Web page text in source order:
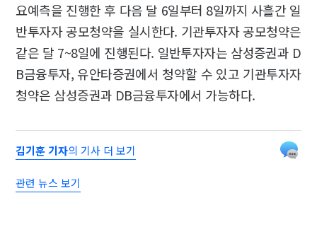
요예측을 진행한 후 다음 달 6일부터 8일까지 사흘간 일
반투자자 공모청약을 실시한다. 기관투자자 공모청약은
같은 달 7~8일에 진행된다. 일반투자자는 삼성증권과 D
B금융투자, 유안타증권에서 청약할 수 있고 기관투자자
청약은 삼성증권과 DB금융투자에서 가능하다.
김기훈 기자의 기사 더 보기
관련 뉴스 보기